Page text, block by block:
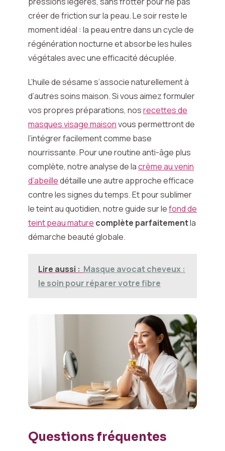
créer de friction sur la peau. Le soir reste le
moment idéal : la peau entre dans un cycle de
régénération nocturne et absorbe les huiles
végétales avec une efficacité décuplée.
L’huile de sésame s’associe naturellement à
d’autres soins maison. Si vous aimez formuler
vos propres préparations, nosrecettes de
masques visage maisonvous permettront de
l’intégrer facilement comme base
nourrissante. Pour une routine anti-âge plus
complète, notre analyse de lacrème au venin
d’abeilledétaille une autre approche efficace
contre les signes du temps. Et pour sublimer
le teint au quotidien, notre guide sur lefond de
teint peau mature complète parfaitementla
démarche beauté globale.
Lire aussi : Masque avocat cheveux :
le soin pour réparer votre fibre
Questions fréquentes